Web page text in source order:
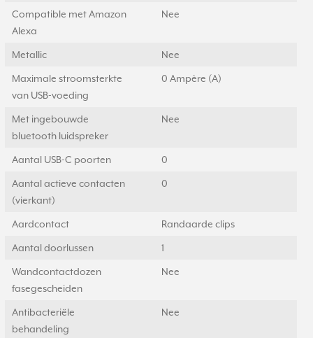
Compatible met Amazon
Alexa
Nee
Metallic Nee
Maximale stroomsterkte
van USB-voeding
0 Ampère (A)
Met ingebouwde
bluetooth luidspreker
Nee
Aantal USB-C poorten 0
Aantal actieve contacten
(vierkant)
0
Aardcontact Randaarde clips
Aantal doorlussen 1
Wandcontactdozen
fasegescheiden
Nee
Antibacteriële
behandeling
Nee